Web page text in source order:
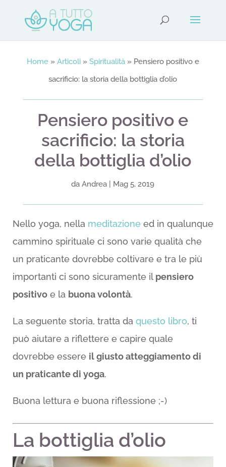
Home» Articoli» Spiritualità» Pensiero positivo e
sacrificio: la storia della bottiglia d’olio
Pensiero positivo e
sacrificio: la storia
della bottiglia d’olio
daAndrea Mag 5, 2019
Nello yoga, nella meditazione ed in qualunque
cammino spirituale ci sono varie qualità che
un praticante dovrebbe coltivare e tra le più
importanti ci sono sicuramente il pensiero
positivoe la buona volontà.
La seguente storia, tratta da questo libro, ti
può aiutare a riflettere e capire quale
dovrebbe essere il giusto atteggiamento di
un praticante di yoga.
Buona lettura e buona riflessione ;-)
La bottiglia d’olio